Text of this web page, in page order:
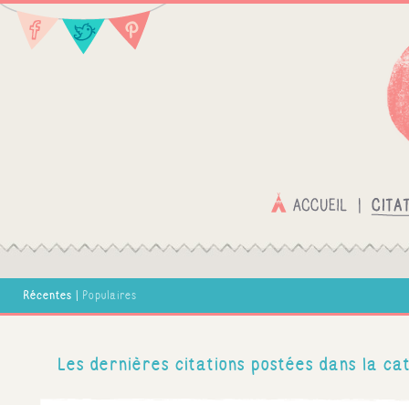
Récentes | Populaires
Les dernières citations postées dans la